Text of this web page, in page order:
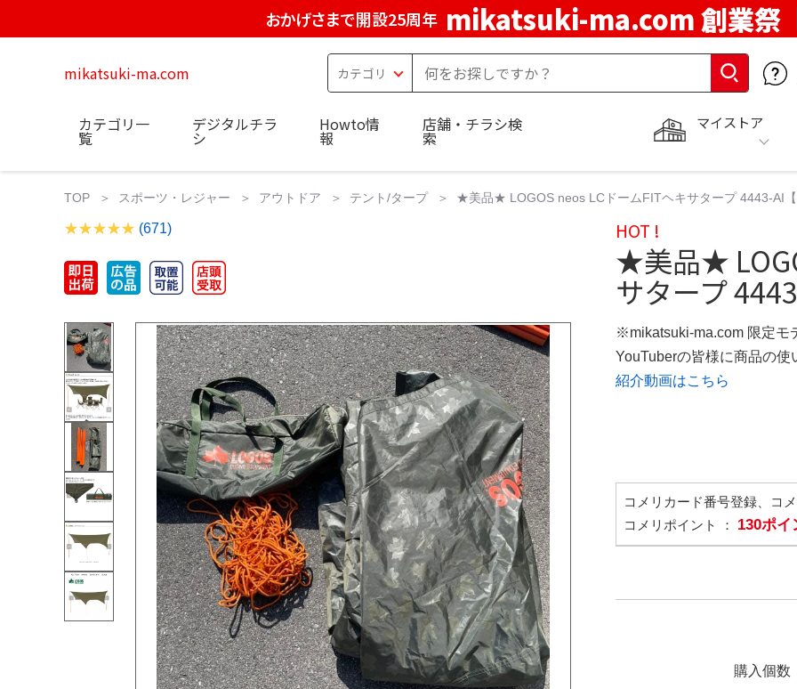
おかげさまで開設25周年 mikatsuki-ma.com 創業祭
mikatsuki-ma.com
マイストア
カテゴリ一
覧
デジタルチラ
シ
Howto情
報
店舗・チラシ検
索
TOP スポーツ・レジャー アウトドア テント/タープ ★美品★ LOGOS neos LCドームFITヘキサタープ 4443-AI【
(671) HOT !
★美品★
サタープ
※mikatsuki-ma.com 限定モ
YouTuberの皆様に商品の使
紹介動画はこちら
コメリカード番号登録、コ
コメリポイント ： 130ポイ
購入個数